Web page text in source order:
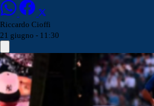
Riccardo Cioffi
21 giugno - 11:30